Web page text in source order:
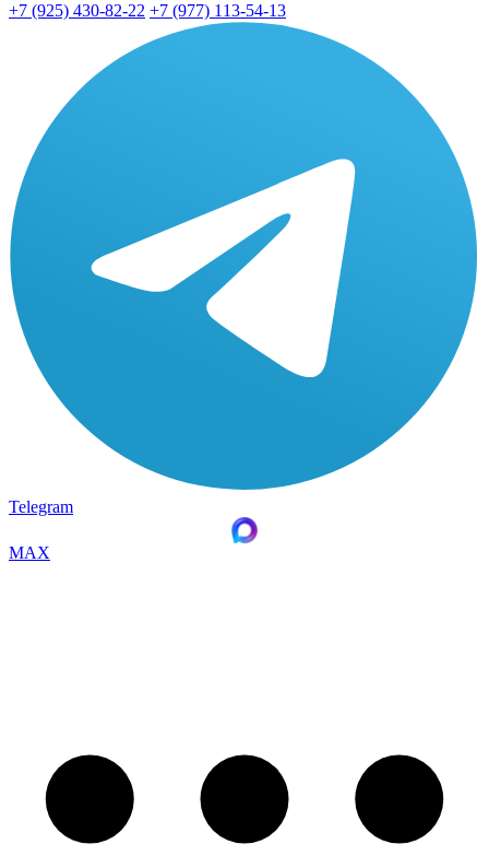
+7 (925) 430-82-22 +7 (977) 113-54-13
Telegram
MAX